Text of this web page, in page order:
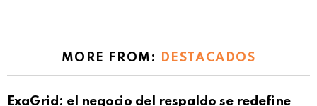
MORE FROM: DESTACADOS
ExaGrid: el negocio del respaldo se redefine